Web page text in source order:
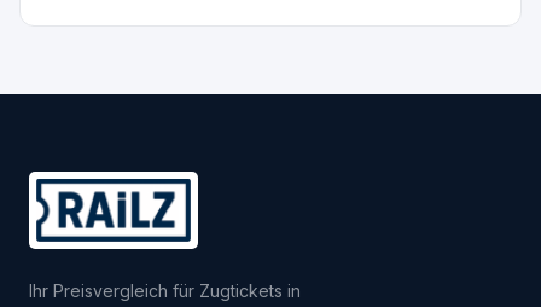
Ihr Preisvergleich für Zugtickets in